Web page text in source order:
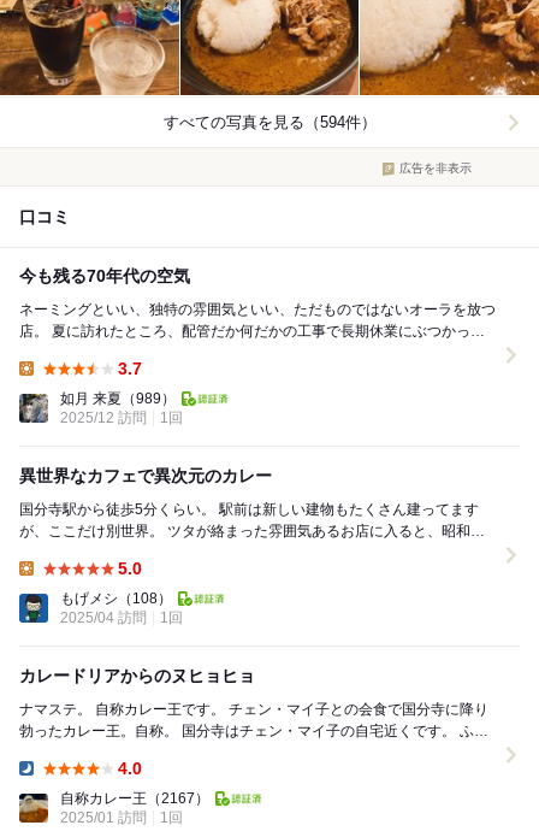
すべての写真を見る（594件）
広告を非表示
口コミ
今も残る70年代の空気
ネーミングといい、独特の雰囲気といい、ただものではないオーラを放つ
店。 夏に訪れたところ、配管だか何だかの工事で長期休業にぶつかって
3.7
如月 来夏 （989）
2025/12 訪問
1回
異世界なカフェで異次元のカレー
国分寺駅から徒歩5分くらい。 駅前は新しい建物もたくさん建ってます
が、ここだけ別世界。 ツタが絡まった雰囲気あるお店に入ると、昭和を
5.0
もげメシ （108）
2025/04 訪問
1回
カレードリアからのヌヒョヒョ
ナマステ。 自称カレー王です。 チェン・マイ子との会食で国分寺に降り
勃ったカレー王。自称。 国分寺はチェン・マイ子の自宅近くです。 ふっ
4.0
自称カレー王 （2167）
2025/01 訪問
1回